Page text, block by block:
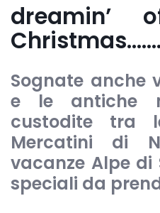
dreamin’
Christmas…….
Sognate anche
e le antiche
custodite tra
Mercatini di
vacanze Alpe di
speciali da